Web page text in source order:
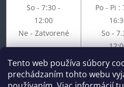
Tento web používa súbory
prechádzaním tohto webu
So - 7:30 -
12:00
Ne - Zatvorené
Po - Pi :
So -
Ne -